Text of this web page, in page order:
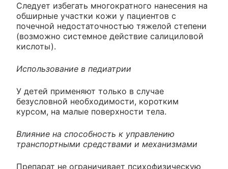
Следует избегать многократного нанесения на
обширные участки кожи у пациентов с
почечной недостаточностью тяжелой степени
(возможно системное действие салициловой
кислоты).
Использование в педиатрии
У детей применяют только в случае
безусловной необходимости, коротким
курсом, на малые поверхности тела.
Влияние на способность к управлению
транспортными средствами и механизмами
Препарат не ограничивает психофизическую